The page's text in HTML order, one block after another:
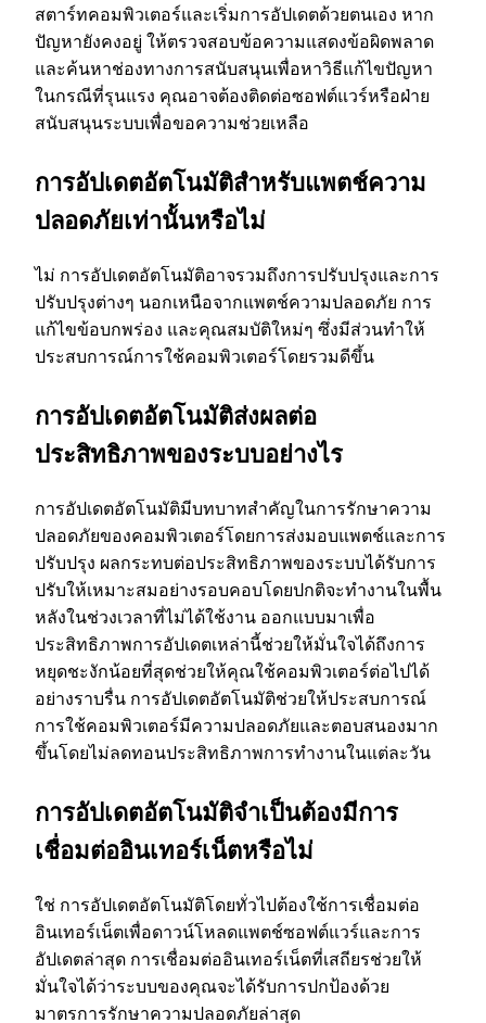
สตาร์ทคอมพิวเตอร์และเริ่มการอัปเดตด้วยตนเอง หาก
ปัญหายังคงอยู่ ให้ตรวจสอบข้อความแสดงข้อผิดพลาด
และค้นหาช่องทางการสนับสนุนเพื่อหาวิธีแก้ไขปัญหา
ในกรณีที่รุนแรง คุณอาจต้องติดต่อซอฟต์แวร์หรือฝ่าย
สนับสนุนระบบเพื่อขอความช่วยเหลือ
การอัปเดตอัตโนมัติสําหรับแพตช์ความ
ปลอดภัยเท่านั้นหรือไม่
ไม่ การอัปเดตอัตโนมัติอาจรวมถึงการปรับปรุงและการ
ปรับปรุงต่างๆ นอกเหนือจากแพตช์ความปลอดภัย การ
แก้ไขข้อบกพร่อง และคุณสมบัติใหม่ๆ ซึ่งมีส่วนทําให้
ประสบการณ์การใช้คอมพิวเตอร์โดยรวมดีขึ้น
การอัปเดตอัตโนมัติส่งผลต่อ
ประสิทธิภาพของระบบอย่างไร
การอัปเดตอัตโนมัติมีบทบาทสําคัญในการรักษาความ
ปลอดภัยของคอมพิวเตอร์โดยการส่งมอบแพตช์และการ
ปรับปรุง ผลกระทบต่อประสิทธิภาพของระบบได้รับการ
ปรับให้เหมาะสมอย่างรอบคอบโดยปกติจะทํางานในพื้น
หลังในช่วงเวลาที่ไม่ได้ใช้งาน ออกแบบมาเพื่อ
ประสิทธิภาพการอัปเดตเหล่านี้ช่วยให้มั่นใจได้ถึงการ
หยุดชะงักน้อยที่สุดช่วยให้คุณใช้คอมพิวเตอร์ต่อไปได้
อย่างราบรื่น การอัปเดตอัตโนมัติช่วยให้ประสบการณ์
การใช้คอมพิวเตอร์มีความปลอดภัยและตอบสนองมาก
ขึ้นโดยไม่ลดทอนประสิทธิภาพการทํางานในแต่ละวัน
การอัปเดตอัตโนมัติจําเป็นต้องมีการ
เชื่อมต่ออินเทอร์เน็ตหรือไม่
ใช่ การอัปเดตอัตโนมัติโดยทั่วไปต้องใช้การเชื่อมต่อ
อินเทอร์เน็ตเพื่อดาวน์โหลดแพตช์ซอฟต์แวร์และการ
อัปเดตล่าสุด การเชื่อมต่ออินเทอร์เน็ตที่เสถียรช่วยให้
มั่นใจได้ว่าระบบของคุณจะได้รับการปกป้องด้วย
มาตรการรักษาความปลอดภัยล่าสุด